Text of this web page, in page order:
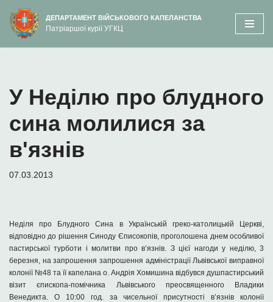
вмісту
Перейти
до
ДЕПАРТАМЕНТ ВІЙСЬКОВОГО КАПЕЛАНСТВА
Патріаршої курії УГКЦ
У Неділю про блудного
сина молилися за
в'язнів
07.03.2013
Неділя про Блудного Сина в Українській греко-католицькій Церкві,
відповідно до рішення Синоду Єписокопів, проголошена днем особливої
пастирської турботи і молитви про в’язнів. З цієї нагоди у неділю, 3
березня, на запрошення запрошення адміністрації Львівської виправної
колонії №48 та її капелана о. Андрія Хомишина відбувся душпастирський
візит єпископа-помічника Львівського преосвященного Владики
Венедикта. О 10:00 год. за чисельної присутності в’язнів колонії